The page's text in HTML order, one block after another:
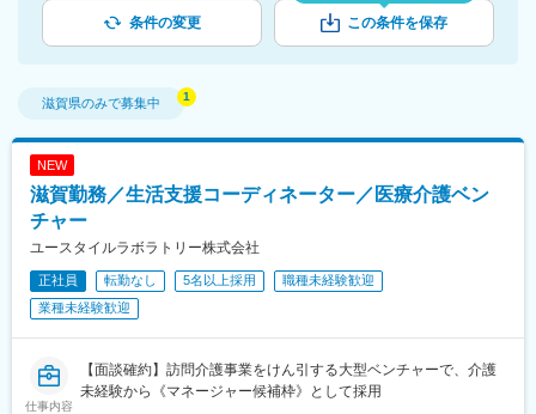
条件の変更 この条件を保存
滋賀県のみで募集中
NEW
滋賀勤務／生活支援コーディネーター／医療介護ベン
チャー
ユースタイルラボラトリー株式会社
正社員 転勤なし 5名以上採用
職種未経験歓迎
業種未経験歓迎
仕事内容
【面談確約】訪問介護事業をけん引する大型ベンチャーで、介護
未経験から《マネージャー候補枠》として採用